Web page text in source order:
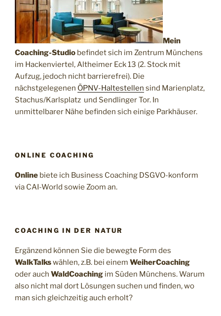
Mein
Coaching-Studio befindet sich im Zentrum Münchens
im Hackenviertel, Altheimer Eck 13 (2. Stock mit
Aufzug, jedoch nicht barrierefrei). Die
nächstgelegenen ÖPNV-Haltestellen sind Marienplatz,
Stachus/Karlsplatz und Sendlinger Tor. In
unmittelbarer Nähe befinden sich einige Parkhäuser.
ONLINE COACHING
Online biete ich Business Coaching DSGVO-konform
via CAI-World sowie Zoom an.
COACHING IN DER NATUR
Ergänzend können Sie die bewegte Form des
WalkTalkswählen, z.B. bei einem WeiherCoaching
oder auch WaldCoaching im Süden Münchens. Warum
also nicht mal dort Lösungen suchen und finden, wo
man sich gleichzeitig auch erholt?